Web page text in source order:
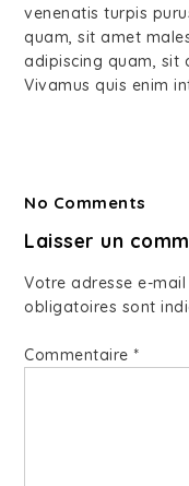
venenatis turpis
quam, sit amet
adipiscing quam, sit
Vivamus quis enim
No Comments
Laisser un
Votre adresse e-
obligatoires sont
Commentaire *